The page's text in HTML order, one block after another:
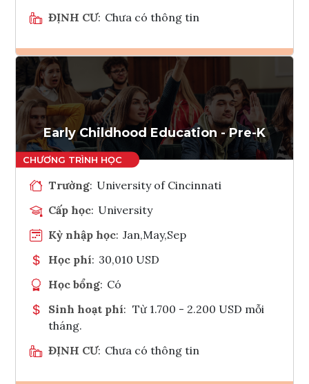
ĐỊNH CƯ: Chưa có thông tin
Ghi danh
Tham vấn Interlink
Early Childhood Education - Pre-K
Trường: University of Cincinnati
Cấp học: University
Kỳ nhập học: Jan,May,Sep
Học phí: 30,010 USD
Học bổng: Có
Sinh hoạt phí: Từ 1.700 - 2.200 USD mỗi
tháng.
ĐỊNH CƯ: Chưa có thông tin